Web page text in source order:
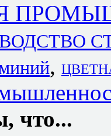
,
что...